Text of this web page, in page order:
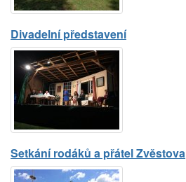
Divadelní představení
Setkání rodáků a přátel Zvěstova